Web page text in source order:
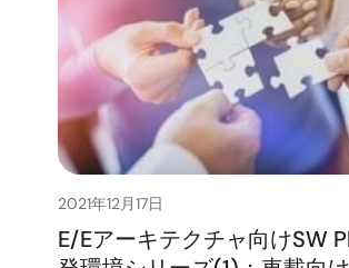
2021年12月17日
E/Eアーキテクチャ向けSW